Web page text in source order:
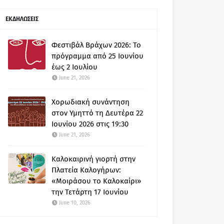
ΕΚΔΗΛΩΣΕΙΣ
Φεστιβάλ Βράχων 2026: Το
πρόγραμμα από 25 Ιουνίου
έως 2 Ιουλίου
June 21, 2026
Χορωδιακή συνάντηση
στον Υμηττό τη Δευτέρα 22
Ιουνίου 2026 στις 19:30
June 21, 2026
Καλοκαιρινή γιορτή στην
Πλατεία Καλογήρων:
«Μοιράσου το Καλοκαίρι»
την Τετάρτη 17 Ιουνίου
June 10, 2026